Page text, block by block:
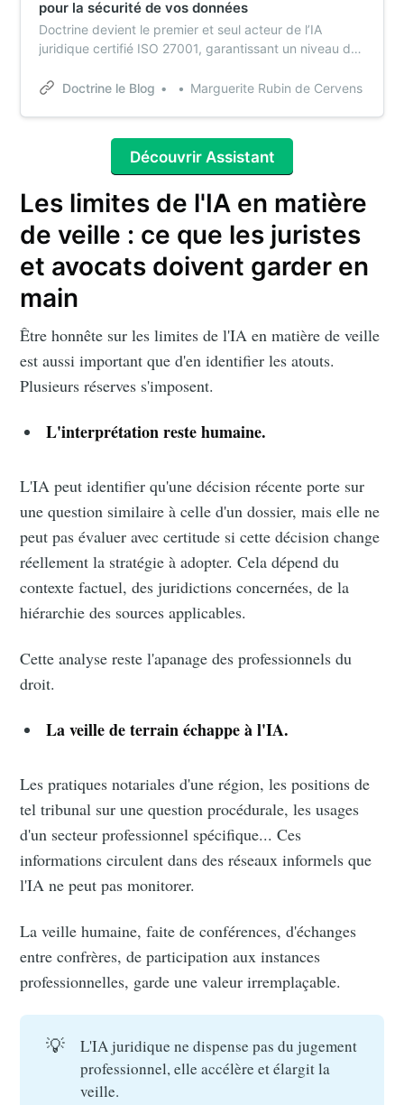
pour la sécurité de vos données
Doctrine devient le premier et seul acteur de l’IA
juridique certifié ISO 27001, garantissant un niveau de
Doctrine le Blog
Marguerite Rubin de Cervens
Découvrir Assistant
Les limites de l'IA en matière
de veille : ce que les juristes
et avocats doivent garder en
main
Être honnête sur les limites de l'IA en matière de veille
est aussi important que d'en identifier les atouts.
Plusieurs réserves s'imposent.
L'interprétation reste humaine.
L'IA peut identifier qu'une décision récente porte sur
une question similaire à celle d'un dossier, mais elle ne
peut pas évaluer avec certitude si cette décision change
réellement la stratégie à adopter. Cela dépend du
contexte factuel, des juridictions concernées, de la
hiérarchie des sources applicables.
Cette analyse reste l'apanage des professionnels du
droit.
La veille de terrain échappe à l'IA.
Les pratiques notariales d'une région, les positions de
tel tribunal sur une question procédurale, les usages
d'un secteur professionnel spécifique... Ces
informations circulent dans des réseaux informels que
l'IA ne peut pas monitorer.
La veille humaine, faite de conférences, d'échanges
entre confrères, de participation aux instances
professionnelles, garde une valeur irremplaçable.
💡
L'IA juridique ne dispense pas du jugement
professionnel, elle accélère et élargit la
veille.